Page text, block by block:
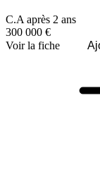
C.A après 2 ans
300 000 €
Voir la fiche